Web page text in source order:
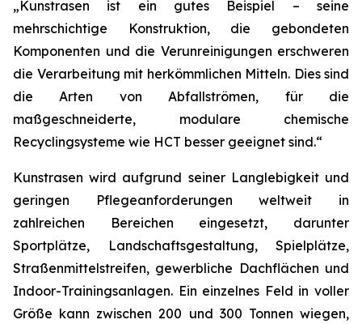
„Kunstrasen ist ein gutes Beispiel – seine
mehrschichtige Konstruktion, die gebondeten
Komponenten und die Verunreinigungen erschweren
die Verarbeitung mit herkömmlichen Mitteln. Dies sind
die Arten von Abfallströmen, für die
maßgeschneiderte, modulare chemische
Recyclingsysteme wie HCT besser geeignet sind.“
Kunstrasen wird aufgrund seiner Langlebigkeit und
geringen Pflegeanforderungen weltweit in
zahlreichen Bereichen eingesetzt, darunter
Sportplätze, Landschaftsgestaltung, Spielplätze,
Straßenmittelstreifen, gewerbliche Dachflächen und
Indoor-Trainingsanlagen. Ein einzelnes Feld in voller
Größe kann zwischen 200 und 300 Tonnen wiegen,